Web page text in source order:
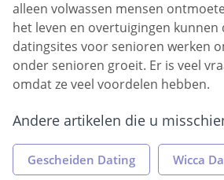
alleen volwassen mensen
het leven en overtuigingen kunnen
datingsites voor senioren werken
onder senioren groeit. Er is veel
omdat ze veel voordelen hebben.
Andere artikelen die u
Gescheiden Dating Wicca